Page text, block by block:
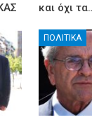
και όχι
ΠΟΛΙΤΙΚΑ